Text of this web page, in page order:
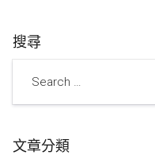
搜尋
文章分類